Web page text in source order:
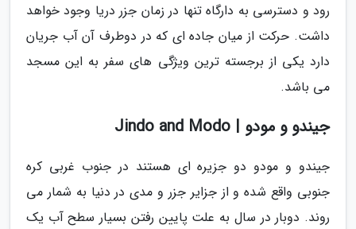
رود و دسترسی به دارگاه تنها در زمان جزر دریا وجود خواهد
داشت. حرکت از میان جاده ای که در دوطرف آن آب جریان
دارد یکی از برجسته ترین ویژگی های سفر به این مسجد
می باشد.
جیندو و مودو | Jindo and Modo
جیندو و مودو دو جزیره ای هستند در جنوب غربی کره
جنوبی واقع شده و از جزایر جزر و مدی در دنیا به شمار می
روند. دوبار در سال به علت پایین رفتن بسیار سطح آب یک